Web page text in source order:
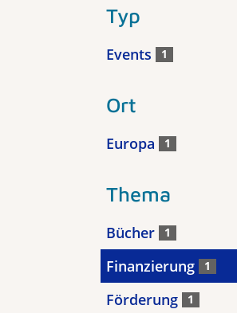
Typ
Events 1
Ort
Europa 1
Thema
Bücher 1
Finanzierung 1
Förderung 1